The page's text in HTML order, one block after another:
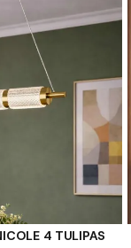
4 TULIPAS